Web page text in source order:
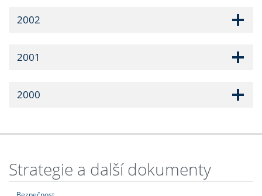
2002
2001
2000
Strategie a další dokumenty
Bezpečnost